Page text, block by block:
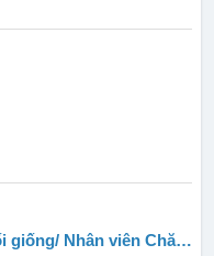
giống/ Nhân viên Chăn